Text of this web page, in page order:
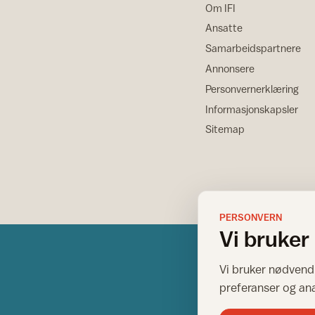
Om IFI
Ansatte
Samarbeidspartnere
Annonsere
Personvernerklæring
Informasjonskapsler
Sitemap
PERSONVERN
Vi
Vi bruker
preferanser og